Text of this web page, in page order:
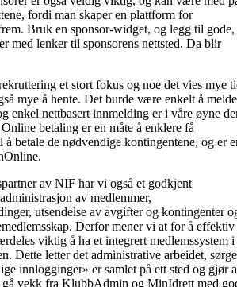
fordi man skaper en plattform for
Bruk en sponsor-widget, og legg til gode,
med lenker til sponsorens nettsted. Da blir
et stort fokus og noe det vies mye
mye å hente. Det burde være enkelt å melde
enkel nettbasert innmelding er i våre øyne
betaling er en måte å enklere få
å betale de nødvendige kontingentene, og er
av NIF har vi også et godkjent
av medlemmer,
utsendelse av avgifter og kontingenter
Derfor mener vi at for å effektiv
viktig å ha et integrert medlemssystem i
Dette letter det administrative arbeidet,
innlogginger» er samlet på ett sted og gjør
gå vekk fra KlubbAdmin og MinIdrett med